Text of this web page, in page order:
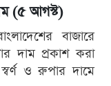
(৫ আগস্ট)
বাজারে
দাম প্রকাশ করা
ও রুপার দামে